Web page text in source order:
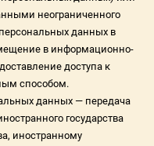
неограниченного
данных в
в информационно-
доступа к
способом.
данных — передача
государства
иностранному